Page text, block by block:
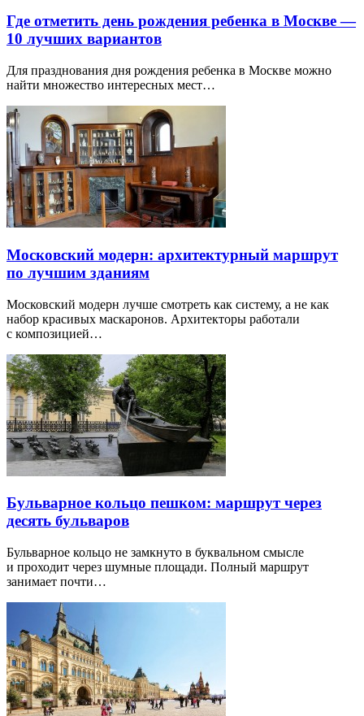
Где отметить день рождения ребенка в Москве —
10 лучших вариантов
Для празднования дня рождения ребенка в Москве можно
найти множество интересных мест…
Московский модерн: архитектурный маршрут
по лучшим зданиям
Московский модерн лучше смотреть как систему, а не как
набор красивых маскаронов. Архитекторы работали
с композицией…
Бульварное кольцо пешком: маршрут через
десять бульваров
Бульварное кольцо не замкнуто в буквальном смысле
и проходит через шумные площади. Полный маршрут
занимает почти…